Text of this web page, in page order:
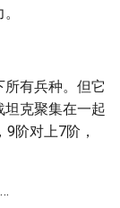
有兵种。但它
克聚集在一起
阶对上7阶，